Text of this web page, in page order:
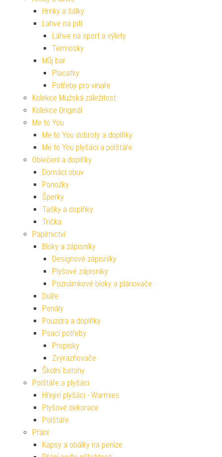
Hrnky a šálky
Lahve na pití
Láhve na sport a výlety
Termosky
Můj bar
Placatky
Potřeby pro vinaře
Kolekce Mužská záležitost
Kolekce Originál
Me to You
Me to You dobroty a doplňky
Me to You plyšáci a polštáře
Oblečení a doplňky
Domácí obuv
Ponožky
Šperky
Tašky a doplňky
Trička
Papírnictví
Bloky a zápisníky
Designové zápisníky
Plyšové zápisníky
Poznámkové bloky a plánovače
Diáře
Penály
Pouzdra a doplňky
Psací potřeby
Propisky
Zvýrazňovače
Školní batohy
Polštáře a plyšáci
Hřejiví plyšáci - Warmies
Plyšové dekorace
Polštáře
Přání
Kapsy a obálky na peníze